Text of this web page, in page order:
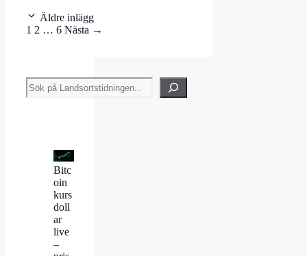
Äldre inlägg
Sida
1 Sida
2 … Sida
6 Nästa →
Sök
Bitc
oin
kurs
doll
ar
live
–